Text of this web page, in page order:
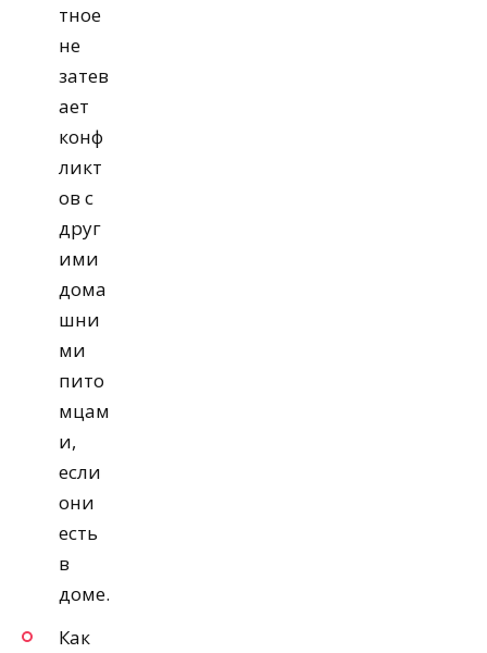
тное
не
затев
ает
конф
ликт
ов с
друг
ими
дома
шни
ми
пито
мцам
и,
если
они
есть
в
доме.
Как